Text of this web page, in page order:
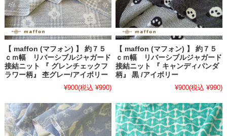
【 maffon (マフォン) 】 約７５
ｃｍ幅 リバーシブルジャガード
接結ニット 『 グレンチェックフ
ラワー柄』 杢グレー/アイボリー
¥900(税込 ¥990)
【 maffon (マフォン) 】 約７５
ｃｍ幅 リバーシブルジャガード
接結ニット 『 キャンディパンダ
柄』 黒 /アイボリー
¥900(税込 ¥990)